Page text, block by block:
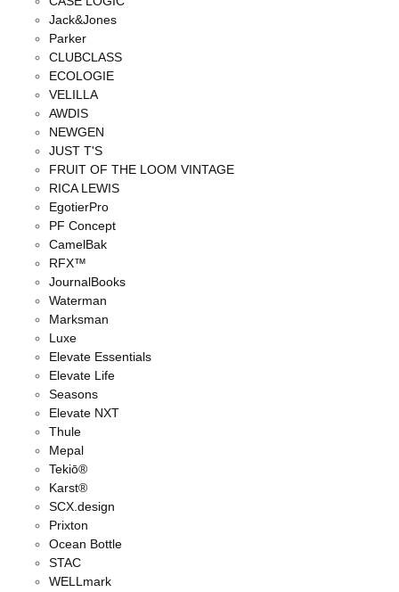
Jack&Jones
Parker
CLUBCLASS
ECOLOGIE
VELILLA
AWDIS
NEWGEN
JUST T'S
FRUIT OF THE LOOM VINTAGE
RICA LEWIS
EgotierPro
PF Concept
CamelBak
RFX™
JournalBooks
Waterman
Marksman
Luxe
Elevate Essentials
Elevate Life
Seasons
Elevate NXT
Thule
Mepal
Tekiō®
Karst®
SCX.design
Prixton
Ocean Bottle
STAC
WELLmark